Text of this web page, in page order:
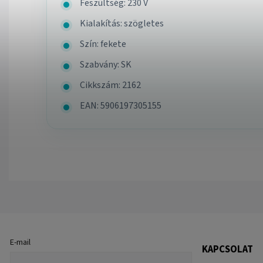
Feszültség: 230 V
Kialakítás: szögletes
Szín: fekete
Szabvány: SK
Cikkszám: 2162
EAN: 5906197305155
E-mail
KAPCSOLAT